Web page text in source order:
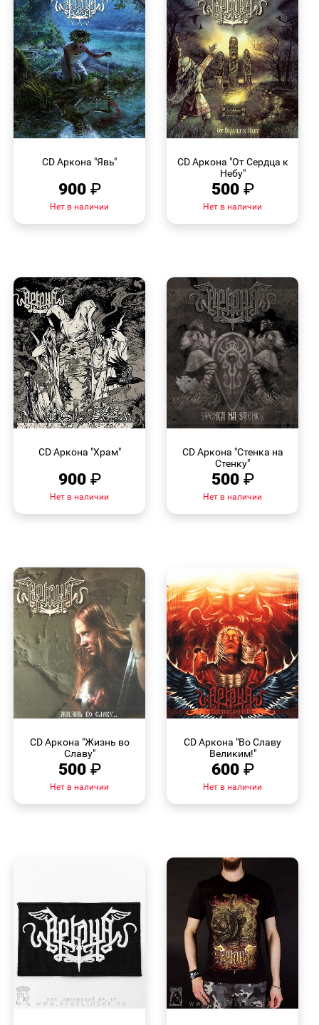
CD Аркона "Явь"
900 ₽
Нет в наличии
CD Аркона "От Сердца к
Небу"
500 ₽
Нет в наличии
CD Аркона "Храм"
900 ₽
Нет в наличии
CD Аркона "Стенка на
Стенку"
500 ₽
Нет в наличии
CD Аркона "Жизнь во
Cлаву"
500 ₽
Нет в наличии
CD Аркона "Во Славу
Великим!"
600 ₽
Нет в наличии